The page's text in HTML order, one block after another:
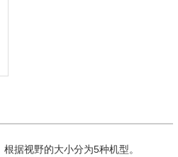
据视野的大小分为5种机型。